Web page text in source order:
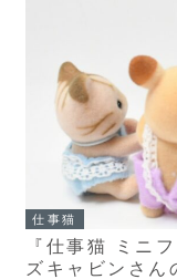
仕事猫
『仕事猫 ミニ
ズキャビンさ